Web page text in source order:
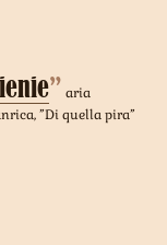
aria
”Di quella pira”